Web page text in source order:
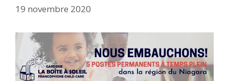
19 novembre 2020